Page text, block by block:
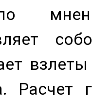
Расчет